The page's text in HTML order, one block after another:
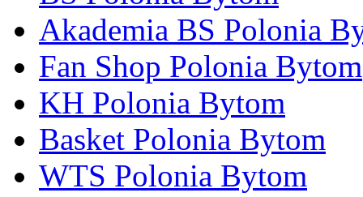
Akademia BS Polonia
Fan Shop Polonia Bytom
KH Polonia Bytom
Basket Polonia Bytom
WTS Polonia Bytom